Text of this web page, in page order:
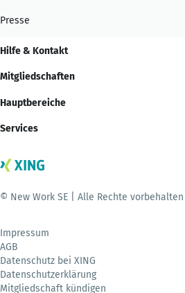
Presse
Hilfe & Kontakt
Mitgliedschaften
Hauptbereiche
Services
© New Work SE | Alle Rechte vorbehalten
Impressum
AGB
Datenschutz bei XING
Datenschutzerklärung
Mitgliedschaft kündigen